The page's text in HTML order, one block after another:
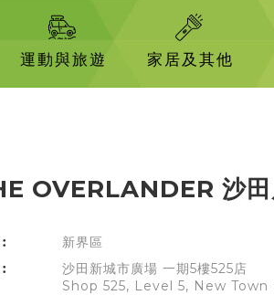
運動與旅遊 家居及其他
OVERLANDER 沙
新界區
沙田新城市廣場 一期5樓525店
Shop 525, Level 5, New Town